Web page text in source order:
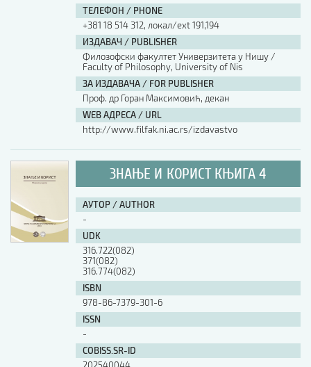
ТЕЛЕФОН / PHONE
+381 18 514 312, локал/ext 191,194
ИЗДАВАЧ / PUBLISHER
Филозофски факултет Универзитета у Нишу /
Faculty of Philosophy, University of Nis
ЗА ИЗДАВАЧА / FOR PUBLISHER
Проф. др Горан Максимовић, декан
WEB АДРЕСА / URL
http://www.filfak.ni.ac.rs/izdavastvo
ЗНАЊЕ И КОРИСТ КЊИГА 4
АУТОР / AUTHOR
-
UDK
316.722(082)
371(082)
316.774(082)
ISBN
978-86-7379-301-6
ISSN
-
COBISS.SR-ID